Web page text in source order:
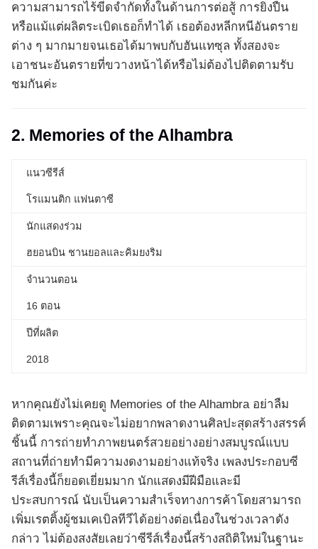
ความสามารถไร้ขีดจำกัดทั้งในด้านการต่อสู้ การยิงปืน
หรือแม้แต่ผลิตระเบิดเธอก็ทำได้ เธอต้องหลีกหนีอันตราย
ต่าง ๆ มากมายจนเธอได้มาพบกับฮันแทซุล ทั้งสองจะ
เอาชนะอันตรายที่ขวางหน้าได้หรือไม่ต้องไปติดตามรับ
ชมกันค่ะ
2. Memories of the Alhambra
แนวซีรีส์
โรแมนติก แฟนตาซี
นักแสดงร่วม
ฮยอนบิน ชานยอลและคิมยงริม
จำนวนตอน
16 ตอน
ปีที่ผลิต
2018
หากคุณยังไม่เคยดู Memories of the Alhambra อย่าลืม
ติดตามเพราะคุณจะไม่อยากพลาดงานศิลปะสุดสร้างสรรค์
ชิ้นนี้ การถ่ายทำภาพยนตร์สวยอย่างอย่างสมบูรณ์แบบ
สถานที่ถ่ายทำมีความงดงามอย่างแท้จริง เพลงประกอบซี
รีส์เรื่องนี้ก็ยอดเยี่ยมมาก นักแสดงมีฝีมือและมี
ประสบการณ์ นับเป็นความสำเร็จทางการค้าโดยสามารถ
เพิ่มเรตติ้งผู้ชมเคเบิลทีวีได้อย่างต่อเนื่องในช่วงเวลาดัง
กล่าว ไม่ต้องสงสัยเลยว่าซีรีส์เรื่องนี้สร้างสถิติใหม่ในฐานะ